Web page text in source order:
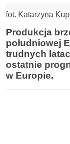
fot. Katarzyna
Produkcja
południowej
trudnych
ostatnie
w Europie.